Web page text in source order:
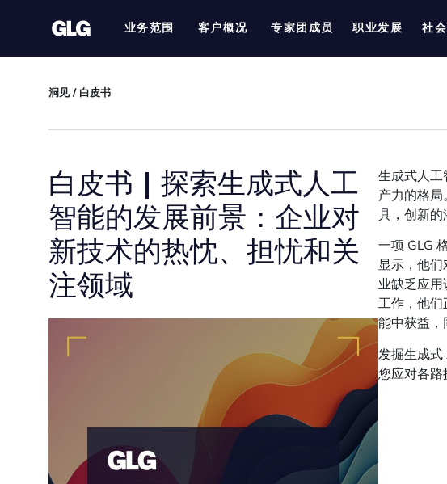
业务范围 客户概况 专家团成员 职业发展 社
洞见/ 白皮书
白皮书 | 探索生成式人工
智能的发展前景：企业对
新技术的热忱、担忧和关
注领域
生成式人
产力的格
具，创新的
一项 GLG
显示，他
业缺乏应
工作，他
能中获益，
发掘生成式
您应对各路